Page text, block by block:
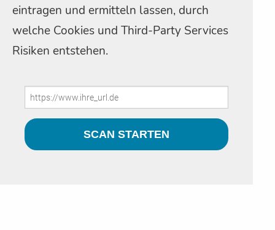
eintragen und ermitteln lassen, durch
welche Cookies und Third-Party Services
Risiken entstehen.